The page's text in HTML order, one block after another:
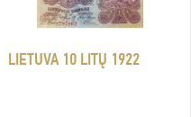
LIETUVA 10 LITŲ 1922